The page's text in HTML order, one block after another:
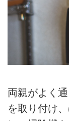
両親がよく
を取り付け